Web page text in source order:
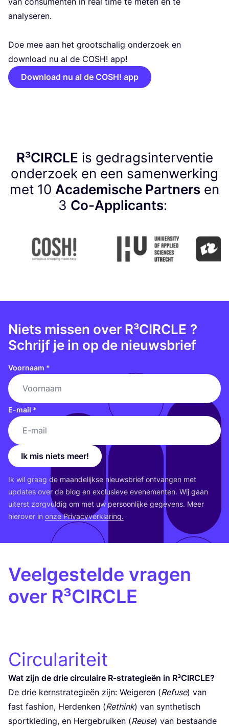
ana­ly­se­ren.
Doe mee aan het groot­scha­lig onder­zoek en
down­load nu al de COSH! app!
Download nu al de COSH! app
R³CIRCLE is gedragsinterventie
onderzoek en een samenwerking
met 10 Academische Partners en
3 Co-Applicants:
Niets missen over R³CIRCLE ?
Schrijf je in op de nieuwsbrief
Voornaam *
E-mail *
Ik mis niets meer!
Ik wil graag de maan­de­lijk­se nieuws­brief ont­van­gen met
upda­tes over de blog en exclu­sie­ve eve­ne­men­ten. Wij gaan
uiterst zorg­vul­dig om met uw per­soon­lij­ke gege­vens. Meer
hier­over in onze Pri­va­cy­ver­kla­ring.
Veelgestelde vragen
over R³CIRCLE
Circulariteit
Wat zijn de drie cir­cu­lai­re R‑strategieën in R³CIRCLE?
De drie kern­stra­te­gie­ën zijn: Wei­ge­ren (Refu­se) van
fast fas­hi­on, Her­den­ken (Rethink) van syn­the­tisch
sport­kle­ding, en Her­ge­brui­ken (Reu­se) van bestaan­de